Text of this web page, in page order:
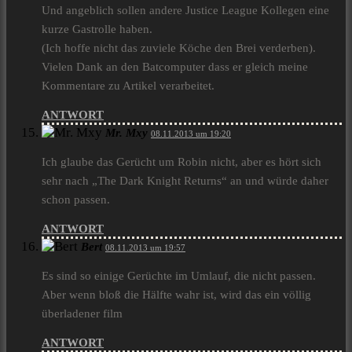
Und angeblich sollen andere Justice League Kollegen eine
kurze Gastrolle haben.
(Ich hoffe nicht das zuviele Köche den Brei verderben).
Vielen Dank an den Batcomputer dass er gleich meine
Kommentare zu Artikel verarbeitet.
ANTWORT
Mr. Mxy 08.11.2013 um 19:20
Ich glaube das Gerücht um Robin nicht, aber es hört sich
sehr nach „The Dark Knight Returns“ an und würde daher
schon passen.
ANTWORT
Bert 08.11.2013 um 19:57
Es sind so einige Gerüchte im Umlauf, die nicht passen.
Aber wenn bloß die Hälfte wahr ist, wird das ein völlig
überladener film
ANTWORT